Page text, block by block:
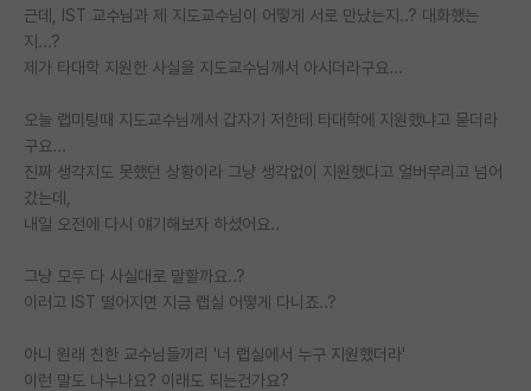
임용 후기 게시판
PI 전용 게시판
인문사회 계열 게시판
특수/전문대학원 게시판
반도체/AI 게시판
학술 정보 게시판
근데, IST 교수님과 제 지도교수님이 어떻게 서로 만났는지..? 대화했는
지...?
제가 타대학 지원한 사실을 지도교수님께서 아시더라구요...
오늘 랩미팅때 지도교수님께서 갑자기 저한테 타대학에 지원했냐고 묻더라
구요...
진짜 생각지도 못했던 상황이라 그냥 생각없이 지원했다고 얼버무리고 넘어
갔는데,
내일 오전에 다시 얘기해보자 하셨어요..
그냥 모두 다 사실대로 말할까요..?
이러고 IST 떨어지면 지금 랩실 어떻게 다니죠..?
아니 원래 친한 교수님들끼리 '너 랩실에서 누구 지원했더라'
이런 말도 나누나요? 이래도 되는건가요?